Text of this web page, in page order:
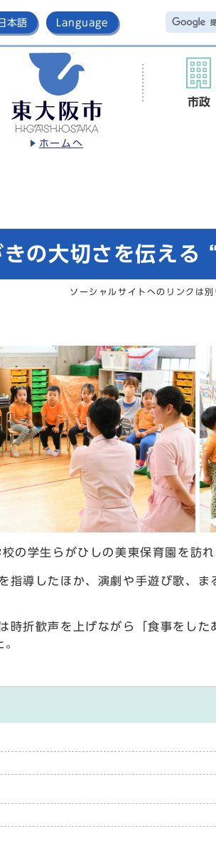
本語 Language
ホームへ
市政
の大切さを伝える
ソーシャルサイトへのリンクは
の学生らがひしの美東保育園を訪
導したほか、演劇や手遊び歌、
折歓声を上げながら「食事をし